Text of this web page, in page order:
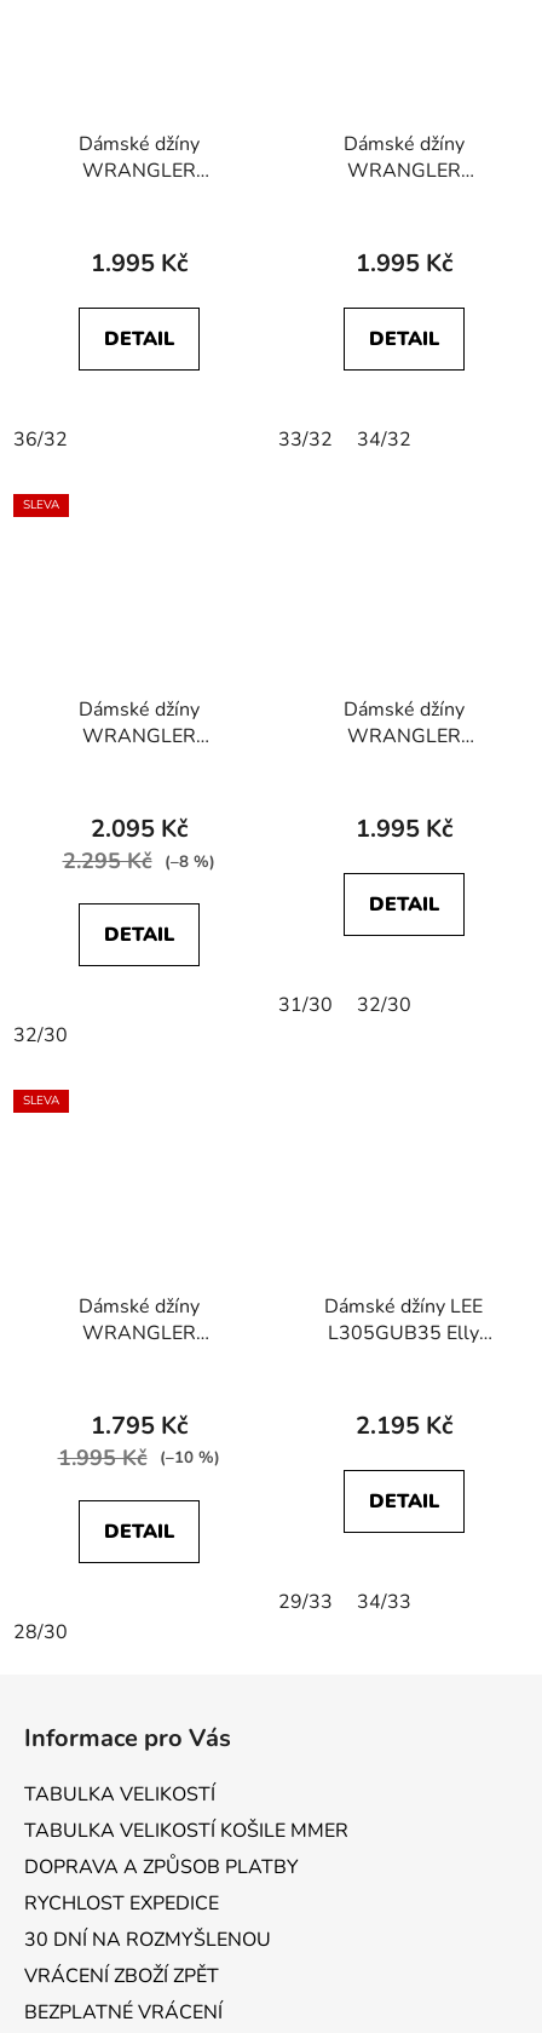
Dámské džíny
WRANGLER
Clouds
1.995 Kč
DETAIL
36/32
Dámské džíny
WRANGLER
1.995 Kč
DETAIL
33/32 34/32
SLEVA
Dámské džíny
WRANGLER
Blue
2.095 Kč
2.295 Kč (–8 %)
DETAIL
32/30
Dámské džíny
WRANGLER
1.995 Kč
DETAIL
31/30 32/30
SLEVA
Dámské džíny
WRANGLER
Rinsewash
1.795 Kč
1.995 Kč (–10 %)
DETAIL
28/30
Dámské džíny LEE
L305GUB35 Elly
2.195 Kč
DETAIL
29/33 34/33
Informace pro Vás
TABULKA VELIKOSTÍ
TABULKA VELIKOSTÍ KOŠILE MMER
DOPRAVA A ZPŮSOB PLATBY
RYCHLOST EXPEDICE
30 DNÍ NA ROZMYŠLENOU
VRÁCENÍ ZBOŽÍ ZPĚT
BEZPLATNÉ VRÁCENÍ